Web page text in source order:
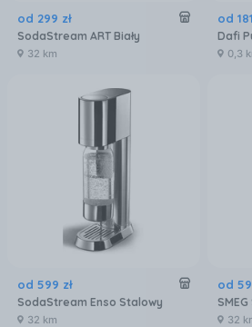
od 299 zł
SodaStream ART Biały
32 km
od 181
0,3
od 599 zł
SodaStream Enso Stalowy
32 km
od
32